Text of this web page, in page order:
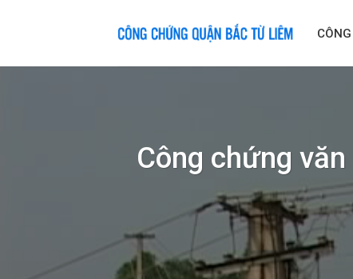
Công chứng